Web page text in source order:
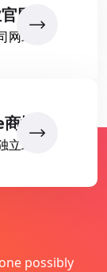
网
站
城
站
possibly